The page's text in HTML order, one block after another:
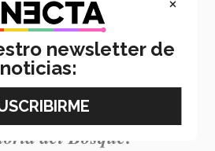
de baile se desarrollan
de corazón fuerte,
y en alguien que
y disfruta lo
del Bosque.
newsletter de
noticias: